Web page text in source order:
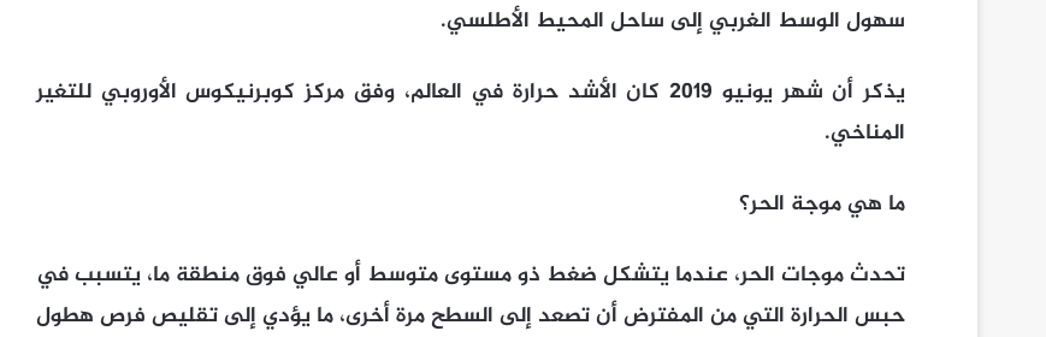
سهول الوسط الغربي إلى ساحل المحيط الأطلسي.
يذكر أن شهر يونيو 2019 كان الأشد حرارة في العالم، وفق مركز كوبرنيكوس الأوروبي للتغير
المناخي.​
ما هي موجة الحر؟
تحدث موجات الحر، عندما يتشكل ضغط ذو مستوى متوسط أو عالي فوق منطقة ما، يتسبب في
حبس الحرارة التي من المفترض أن تصعد إلى السطح مرة أخرى، ما يؤدي إلى تقليص فرص هطول